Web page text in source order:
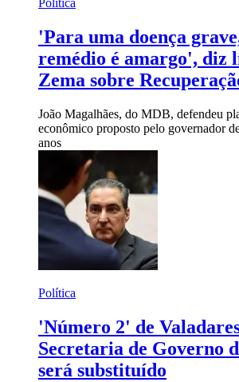
Política
'Para uma doença
remédio é amargo', diz
Zema sobre
João Magalhães, do MDB, defendeu
econômico proposto pelo governador
anos
Política
'Número 2' de
Secretaria de Governo
será substituído